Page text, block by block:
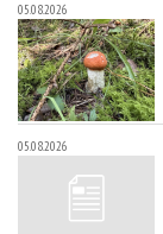
05.08.2026
05.08.2026